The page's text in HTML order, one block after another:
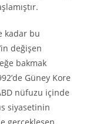
kadar bu
değişen
bakmak
Güney Kore
nüfuzu içinde
siyasetinin